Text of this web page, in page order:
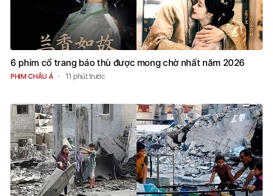
6 phim cổ trang báo thù được mong chờ nhất năm 2026
PHIM CHÂU Á 11 phút trước